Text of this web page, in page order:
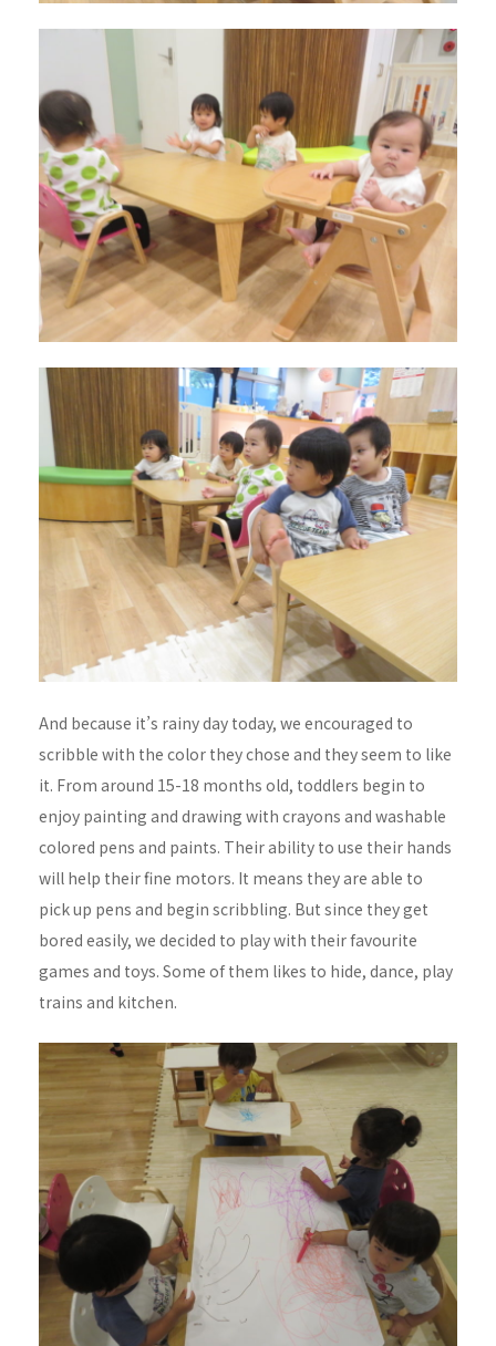
And because it’s rainy day today, we encouraged to
scribble with the color they chose and they seem to like
it. From around 15-18 months old, toddlers begin to
enjoy painting and drawing with crayons and washable
colored pens and paints. Their ability to use their hands
will help their fine motors. It means they are able to
pick up pens and begin scribbling. But since they get
bored easily, we decided to play with their favourite
games and toys. Some of them likes to hide, dance, play
trains and kitchen.